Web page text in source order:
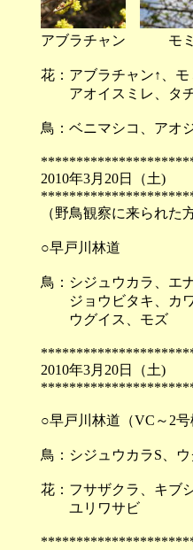
アブラチャ
花：アブラチャン↑、
アオイスミレ、タチ
鳥：ベニマシコ、アオ
2010年3
（野鳥観察に来られた
○早戸川林道
鳥：シジュウカラ、エ
ジョウビタキ、カワ
ウグイス、モズ
2010年3
○早戸川林道（VC～2号
鳥：シジュウカラS、
花：フサザクラ、キブ
ユリワサビ